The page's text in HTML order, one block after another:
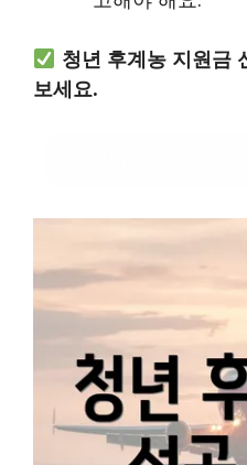
청년 후계농 지원금
보세요.